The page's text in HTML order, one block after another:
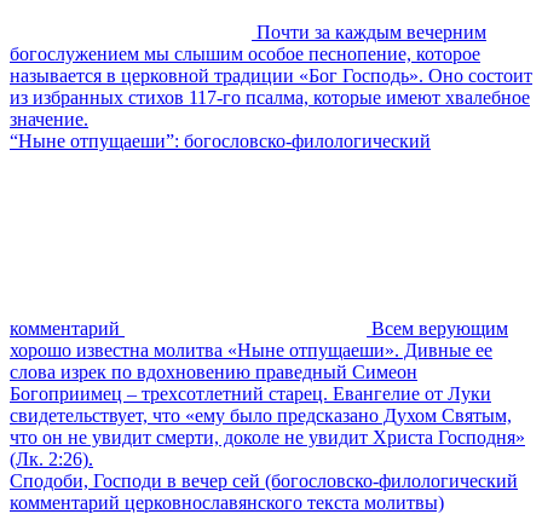
Почти за каждым вечерним
богослужением мы слышим особое песнопение, которое
называется в церковной традиции «Бог Господь». Оно состоит
из избранных стихов 117-го псалма, которые имеют хвалебное
значение.
“Ныне отпущаеши”: богословско-филологический
комментарий
Всем верующим
хорошо известна молитва «Ныне отпущаеши». Дивные ее
слова изрек по вдохновению праведный Симеон
Богоприимец – трехсотлетний старец. Евангелие от Луки
свидетельствует, что «ему было предсказано Духом Святым,
что он не увидит смерти, доколе не увидит Христа Господня»
(Лк. 2:26).
Сподоби, Господи в вечер сей (богословско-филологический
комментарий церковнославянского текста молитвы)